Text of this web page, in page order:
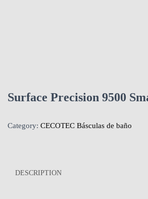
Surface Precision 9500
Category: CECOTEC Básculas de baño
DESCRIPTION